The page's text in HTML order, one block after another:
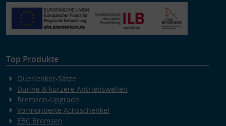
Top Produkte
Querlenker-Sätze
Dünne & kürzere Antriebswellen
Bremsen-Upgrade
Vormontierte Achsschenkel
EBC Bremsen